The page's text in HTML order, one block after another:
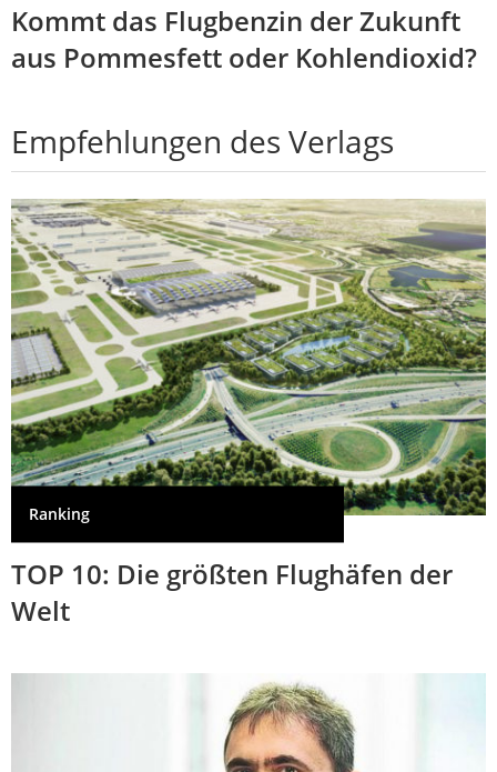
Kommt das Flugbenzin der Zukunft
aus Pommesfett oder Kohlendioxid?
Empfehlungen des Verlags
Ranking
TOP 10: Die größten Flughäfen der
Welt